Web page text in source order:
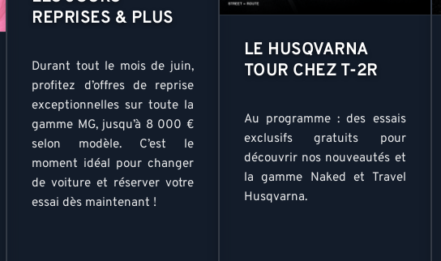
REPRISES & PLUS
Durant tout le mois de juin,
profitez d’offres de reprise
exceptionnelles sur toute la
gamme MG, jusqu’à 8 000 €
selon modèle. C’est le
moment idéal pour changer
de voiture et réserver votre
essai dès maintenant !
LE HUSQVARNA
TOUR CHEZ T-2R
Au programme : des essais
exclusifs gratuits pour
découvrir nos nouveautés et
la gamme Naked et Travel
Husqvarna.